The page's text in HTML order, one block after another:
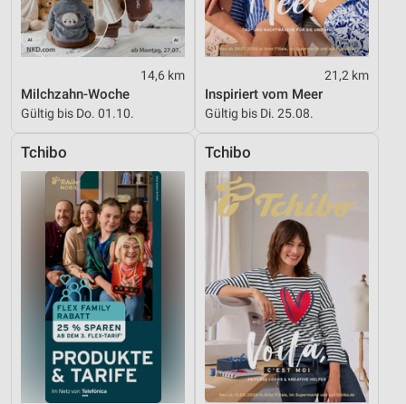
14,6 km
Milchzahn-Woche
Gültig bis Do. 01.10.
21,2 km
Inspiriert vom Meer
Gültig bis Di. 25.08.
Tchibo Tchibo